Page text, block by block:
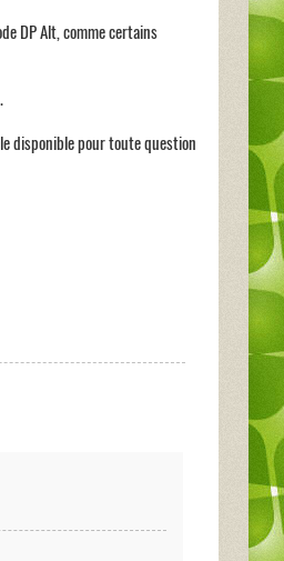
DP Alt, comme certains
disponible pour toute question